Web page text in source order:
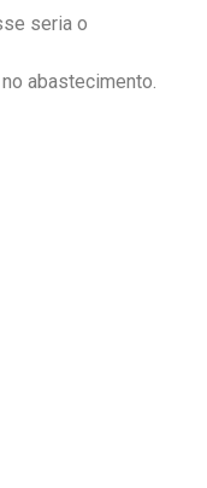
seria o
abastecimento.